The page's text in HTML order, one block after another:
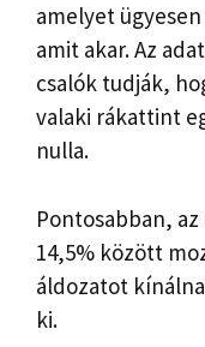
amelyet
amit akar. Az
csalók tudják,
valaki rákattint
nulla.
Pontosabban,
14,5% között
áldozatot
ki.